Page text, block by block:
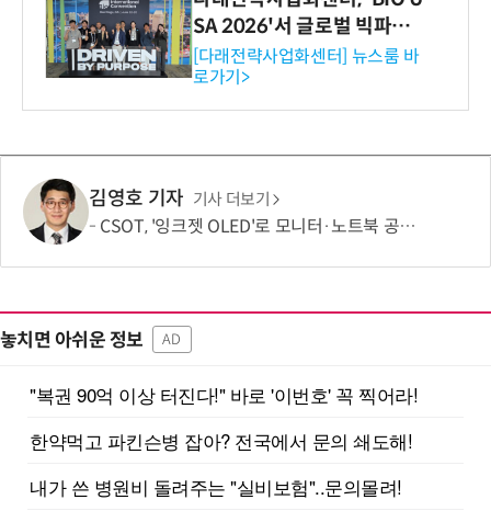
SA 2026'서 글로벌 빅파마
와의 비즈니스 미팅 지원…K
-바이오 해외 진출 교두보 확
보
[다래전략사업화센터] 뉴스룸 바
로가기>
김영호 기자 기사 더보기
CSOT, '잉크젯 OLED'로 모니터·노트북 공략 본격화…MSI 모니터 공개
놓치면 아쉬운 정보 AD